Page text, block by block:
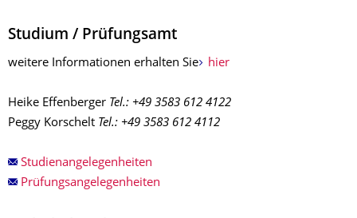
Studium / Prüfungsamt
weitere Informationen erhalten Sie hier
Heike Effenberger Tel.: +49 3583 612 4122
Peggy Korschelt Tel.: +49 3583 612 4112
Studienangelegenheiten
Prüfungsangelegenheiten